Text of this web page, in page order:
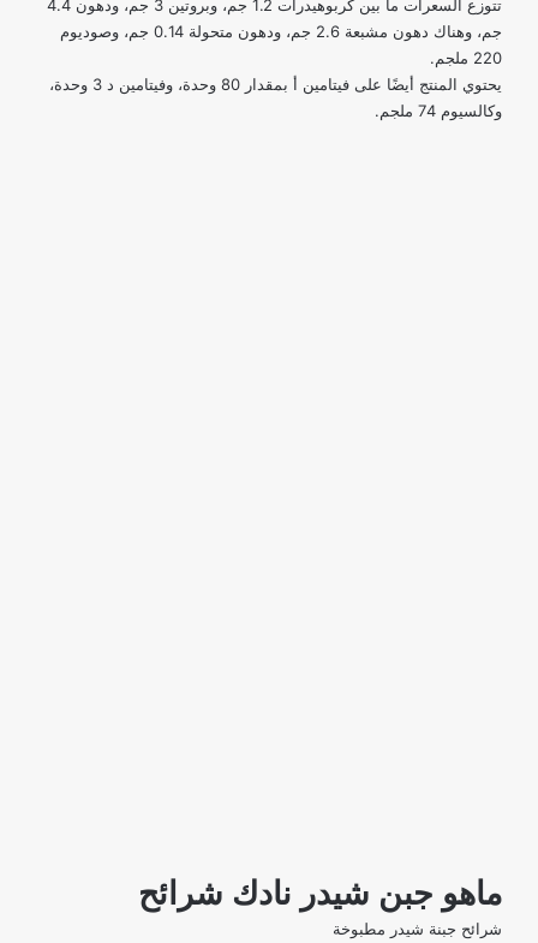
تتوزع السعرات ما بين كربوهيدرات 1.2 جم، وبروتين 3 جم، ودهون 4.4
جم، وهناك دهون مشبعة 2.6 جم، ودهون متحولة 0.14 جم، وصوديوم
220 ملجم.
يحتوي المنتج أيضًا على فيتامين أ بمقدار 80 وحدة، وفيتامين د 3 وحدة،
وكالسيوم 74 ملجم.
ماهو جبن شيدر نادك شرائح
شرائح جبنة شيدر مطبوخة